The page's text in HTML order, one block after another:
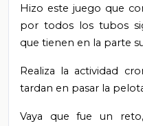
Hizo este juego que
por todos los tubos
que tienen en la parte
Realiza la actividad
tardan en pasar la
Vaya que fue un